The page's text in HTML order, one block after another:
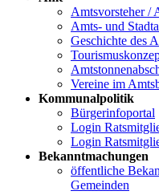
Amtsvorsteher /
Amts- und
Geschichte des
Vereine im
Kommunalpolitik
Bürgerinfoportal
Login
Login
Bekanntmachungen
öffentliche
Gemeinden